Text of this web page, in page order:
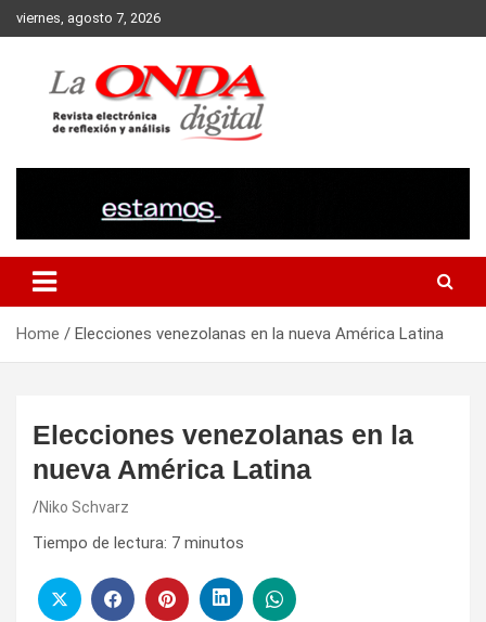
Skip
to
viernes, agosto 7, 2026
Home Elecciones venezolanas en la nueva América Latina
Elecciones venezolanas en la
nueva América Latina
Niko Schvarz
Tiempo de lectura: 7 minutos